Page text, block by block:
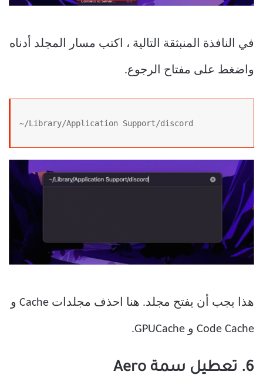
في النافذة المنبثقة التالية ، اكتب مسار المجلد أدناه
واضغط على مفتاح الرجوع.
~/Library/Application Support/discord
هذا يجب أن يفتح مجلد. هنا احذف مجلدات Cache و
Code Cache و GPUCache.
6. تعطيل سمة Aero